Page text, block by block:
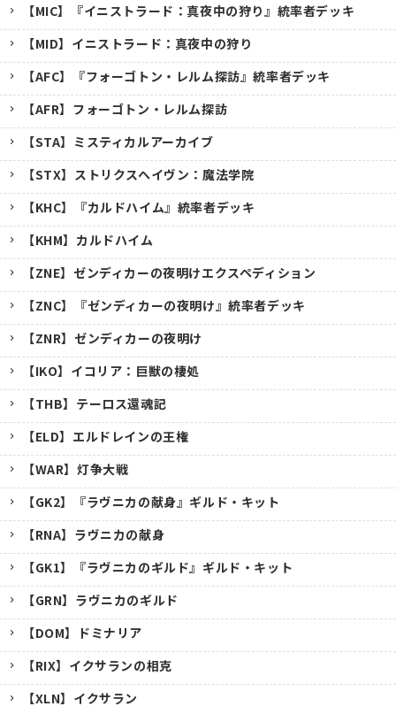
【MIC】『イニストラード：真夜中の狩り』統率者デッキ
【MID】イニストラード：真夜中の狩り
【AFC】『フォーゴトン・レルム探訪』統率者デッキ
【AFR】フォーゴトン・レルム探訪
【STA】ミスティカルアーカイブ
【STX】ストリクスヘイヴン：魔法学院
【KHC】『カルドハイム』統率者デッキ
【KHM】カルドハイム
【ZNE】ゼンディカーの夜明けエクスペディション
【ZNC】『ゼンディカーの夜明け』統率者デッキ
【ZNR】ゼンディカーの夜明け
【IKO】イコリア：巨獣の棲処
【THB】テーロス還魂記
【ELD】エルドレインの王権
【WAR】灯争大戦
【GK2】『ラヴニカの献身』ギルド・キット
【RNA】ラヴニカの献身
【GK1】『ラヴニカのギルド』ギルド・キット
【GRN】ラヴニカのギルド
【DOM】ドミナリア
【RIX】イクサランの相克
【XLN】イクサラン